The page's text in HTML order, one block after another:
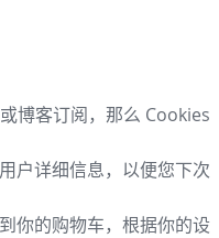
博客订阅，那么 Cookies
户详细信息，以便您下次
你的购物车，根据你的设